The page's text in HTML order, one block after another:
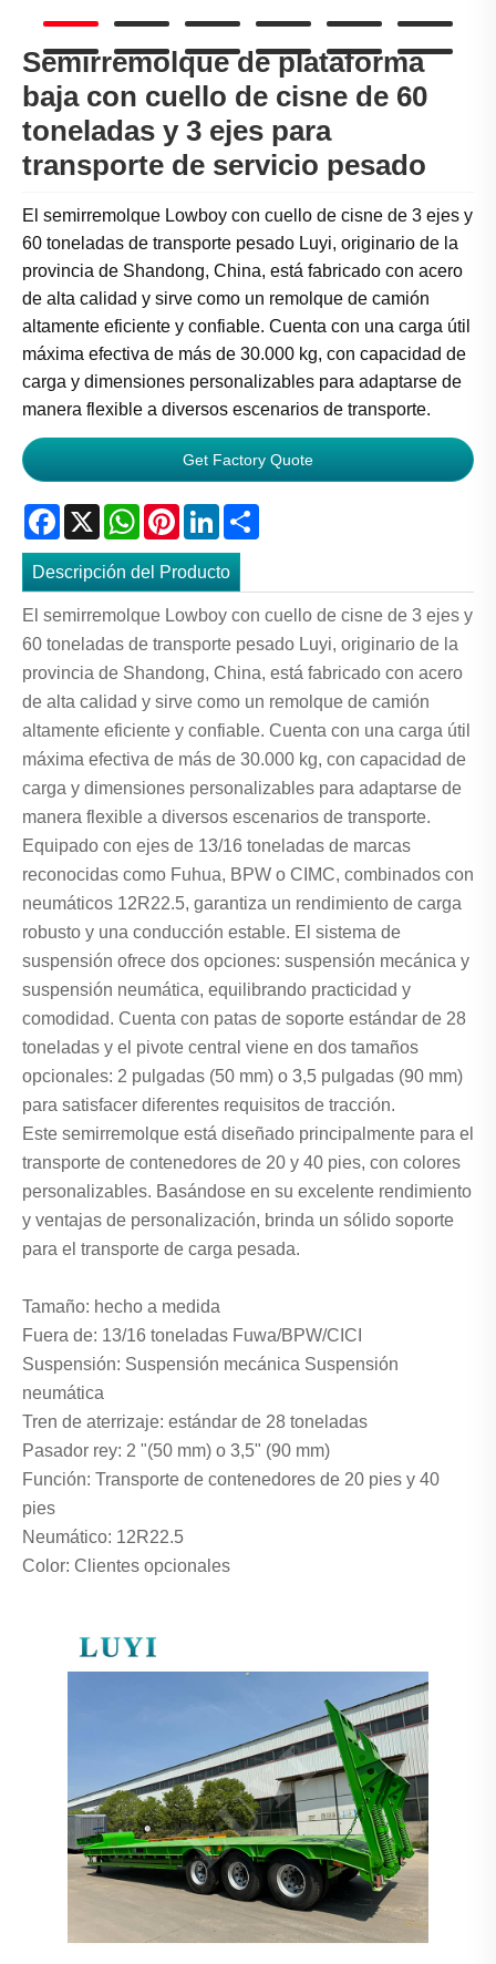
Semirremolque de plataforma
baja con cuello de cisne de 60
toneladas y 3 ejes para
transporte de servicio pesado
El semirremolque Lowboy con cuello de cisne de 3 ejes y
60 toneladas de transporte pesado Luyi, originario de la
provincia de Shandong, China, está fabricado con acero
de alta calidad y sirve como un remolque de camión
altamente eficiente y confiable. Cuenta con una carga útil
máxima efectiva de más de 30.000 kg, con capacidad de
carga y dimensiones personalizables para adaptarse de
manera flexible a diversos escenarios de transporte.
Get Factory Quote
Facebook
X WhatsApp
PinterestLinkedIn
Descripción del Producto
El semirremolque Lowboy con cuello de cisne de 3 ejes y
60 toneladas de transporte pesado Luyi, originario de la
provincia de Shandong, China, está fabricado con acero
de alta calidad y sirve como un remolque de camión
altamente eficiente y confiable. Cuenta con una carga útil
máxima efectiva de más de 30.000 kg, con capacidad de
carga y dimensiones personalizables para adaptarse de
manera flexible a diversos escenarios de transporte.
Equipado con ejes de 13/16 toneladas de marcas
reconocidas como Fuhua, BPW o CIMC, combinados con
neumáticos 12R22.5, garantiza un rendimiento de carga
robusto y una conducción estable. El sistema de
suspensión ofrece dos opciones: suspensión mecánica y
suspensión neumática, equilibrando practicidad y
comodidad. Cuenta con patas de soporte estándar de 28
toneladas y el pivote central viene en dos tamaños
opcionales: 2 pulgadas (50 mm) o 3,5 pulgadas (90 mm)
para satisfacer diferentes requisitos de tracción.
Este semirremolque está diseñado principalmente para el
transporte de contenedores de 20 y 40 pies, con colores
personalizables. Basándose en su excelente rendimiento
y ventajas de personalización, brinda un sólido soporte
para el transporte de carga pesada.
Tamaño: hecho a medida
Fuera de: 13/16 toneladas Fuwa/BPW/CICI
Suspensión: Suspensión mecánica Suspensión
neumática
Tren de aterrizaje: estándar de 28 toneladas
Pasador rey: 2 "(50 mm) o 3,5" (90 mm)
Función: Transporte de contenedores de 20 pies y 40
pies
Neumático: 12R22.5
Color: Clientes opcionales